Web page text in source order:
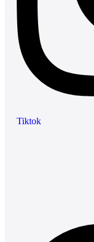
Tiktok